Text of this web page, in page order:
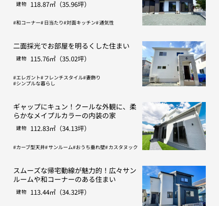
建物 118.87㎡（35.96坪）
和コーナー 日当たり 対面キッチン 通気性
二面採光でお部屋を明るくした住まい
建物 115.76㎡（35.02坪）
エレガント フレンチスタイル 妻飾り
シンプルな暮らし
ギャップにキュン！クールな外観に、柔
らかなメイプルカラーの内装の家
建物 112.83㎡（34.13坪）
カーブ型天井 サンルーム おうち垂れ壁 カスタヌック
スムーズな帰宅動線が魅力的！広々サン
ルームや和コーナーのある住まい
建物 113.44㎡（34.32坪）